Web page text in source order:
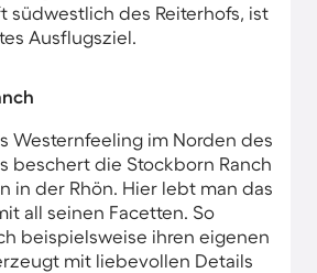
südwestlich des Reiterhofs, ist
Ausflugsziel.
Westernfeeling im Norden des
beschert die Stockborn Ranch
in der Rhön. Hier lebt man das
all seinen Facetten. So
beispielsweise ihren eigenen
mit liebevollen Details